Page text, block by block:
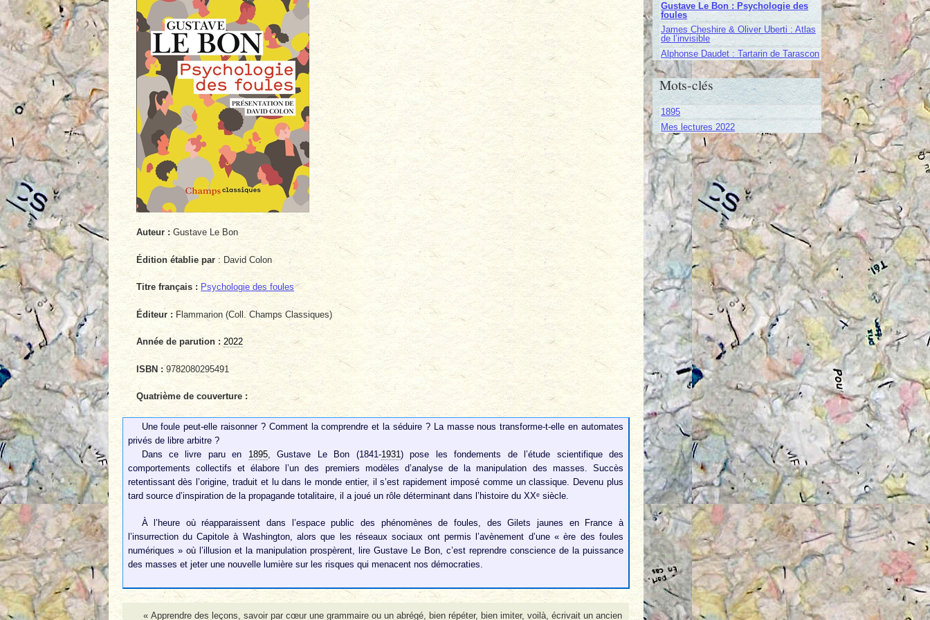
Auteur : Gustave Le Bon
Édition établie par : David Colon
Titre français : Psychologie des foules
Éditeur : Flammarion (Coll. Champs Classiques)
Année de parution : 2022
ISBN :9782080295491
Quatrième de couverture :
Une foule peut-elle raisonner ? Comment la comprendre et la séduire ? La masse nous transforme-t-elle en automates
privés de libre arbitre ?
Dans ce livre paru en 1895, Gustave Le Bon (1841-1931 ) pose les fondements de l’étude scientifique des
comportements collectifs et élabore l’un des premiers modèles d’analyse de la manipulation des masses. Succès
retentissant dès l’origine, traduit et lu dans le monde entier, il s’est rapidement imposé comme un classique. Devenu plus
tard source d’inspiration de la propagande totalitaire, il a joué un rôle déterminant dans l’histoire du XXᵉ siècle.
À l’heure où réapparaissent dans l’espace public des phénomènes de foules, des Gilets jaunes en France à
l’insurrection du Capitole à Washington, alors que les réseaux sociaux ont permis l’avènement d’une « ère des foules
numériques » où l’illusion et la manipulation prospèrent, lire Gustave Le Bon, c’est reprendre conscience de la puissance
des masses et jeter une nouvelle lumière sur les risques qui menacent nos démocraties.
« Apprendre des leçons, savoir par cœur une grammaire ou un abrégé, bien répéter, bien imiter, voilà, écrivait un ancien
Gustave Le Bon : Psychologie des
foules
James Cheshire & Oliver Uberti : Atlas
de l’invisible
Alphonse Daudet : Tartarin de Tarascon
Mots-clés
1895
Mes lectures 2022